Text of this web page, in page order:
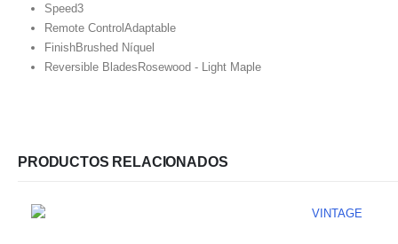
Speed3
Remote Control Adaptable
FinishBrushed Níquel
Reversible Blades Rosewood - Light Maple
PRODUCTOS RELACIONADOS